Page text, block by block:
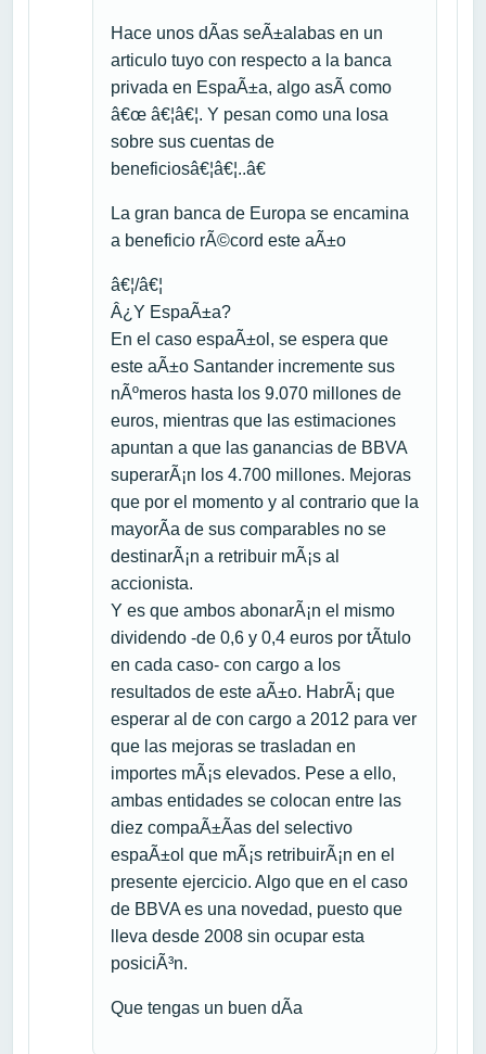
Hace unos dÃ­as seÃ±alabas en un
articulo tuyo con respecto a la banca
privada en EspaÃ±a, algo asÃ­ como
â€œ â€¦â€¦. Y pesan como una losa
sobre sus cuentas de
beneficiosâ€¦â€¦..â€
La gran banca de Europa se encamina
a beneficio rÃ©cord este aÃ±o
â€¦/â€¦
Â¿Y EspaÃ±a?
En el caso espaÃ±ol, se espera que
este aÃ±o Santander incremente sus
nÃºmeros hasta los 9.070 millones de
euros, mientras que las estimaciones
apuntan a que las ganancias de BBVA
superarÃ¡n los 4.700 millones. Mejoras
que por el momento y al contrario que la
mayorÃ­a de sus comparables no se
destinarÃ¡n a retribuir mÃ¡s al
accionista.
Y es que ambos abonarÃ¡n el mismo
dividendo -de 0,6 y 0,4 euros por tÃ­tulo
en cada caso- con cargo a los
resultados de este aÃ±o. HabrÃ¡ que
esperar al de con cargo a 2012 para ver
que las mejoras se trasladan en
importes mÃ¡s elevados. Pese a ello,
ambas entidades se colocan entre las
diez compaÃ±Ã­as del selectivo
espaÃ±ol que mÃ¡s retribuirÃ¡n en el
presente ejercicio. Algo que en el caso
de BBVA es una novedad, puesto que
lleva desde 2008 sin ocupar esta
posiciÃ³n.
Que tengas un buen dÃ­a